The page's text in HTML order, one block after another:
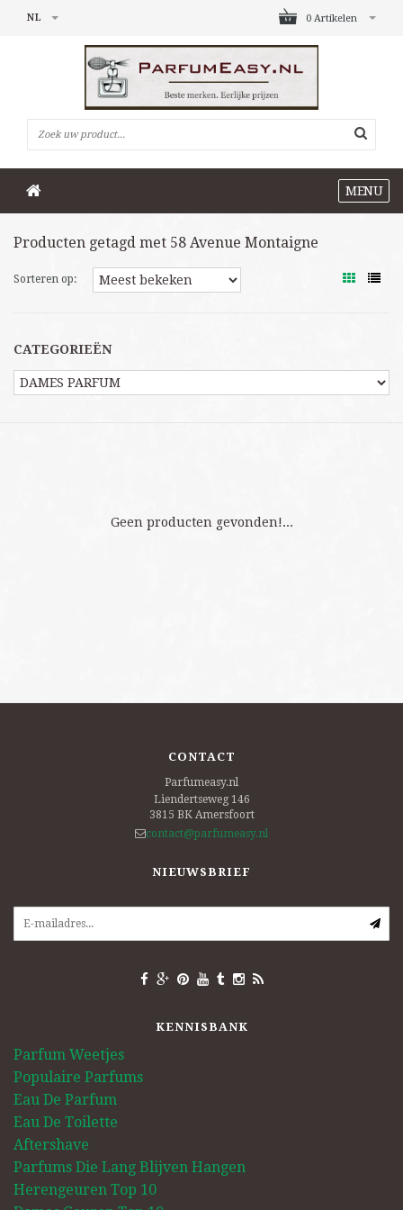
0 Artikelen
NL
MENU
Producten getagd met 58 Avenue Montaigne
Sorteren op:
CATEGORIEËN
Geen producten gevonden!...
CONTACT
Parfumeasy.nl
Liendertseweg 146
3815 BK Amersfoort
contact@parfumeasy.nl
NIEUWSBRIEF
KENNISBANK
Parfum Weetjes
Populaire Parfums
Eau De Parfum
Eau De Toilette
Aftershave
Parfums Die Lang Blijven Hangen
Herengeuren Top 10